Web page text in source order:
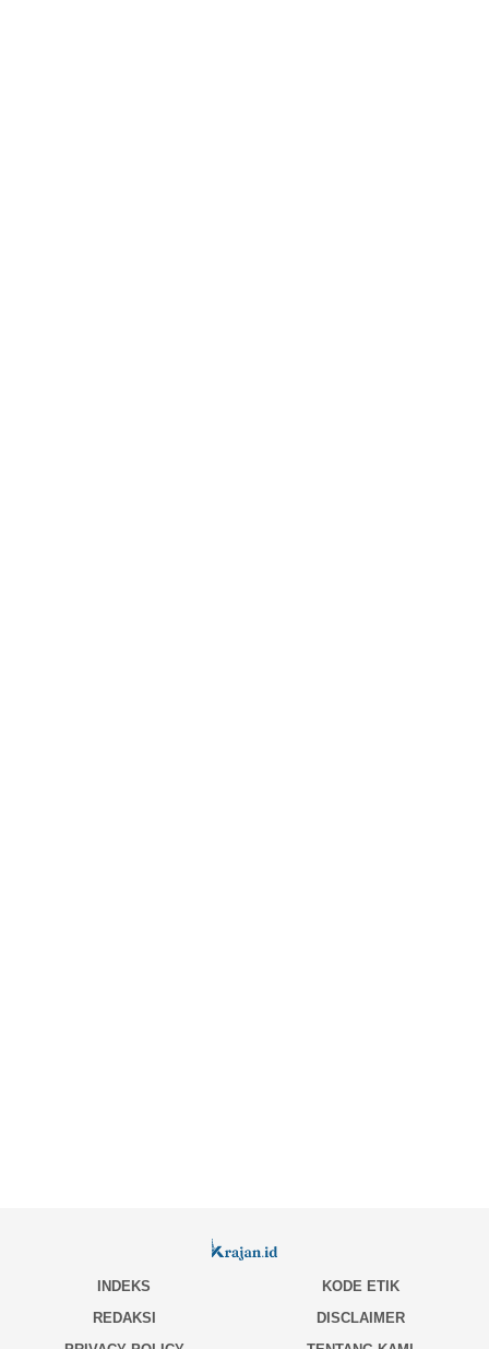
INDEKS
KODE ETIK
REDAKSI
DISCLAIMER